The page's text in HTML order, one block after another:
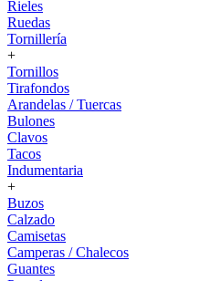
Rieles
Ruedas
Tornillería
+
Tornillos
Tirafondos
Arandelas / Tuercas
Bulones
Clavos
Tacos
Indumentaria
+
Buzos
Calzado
Camisetas
Camperas / Chalecos
Guantes